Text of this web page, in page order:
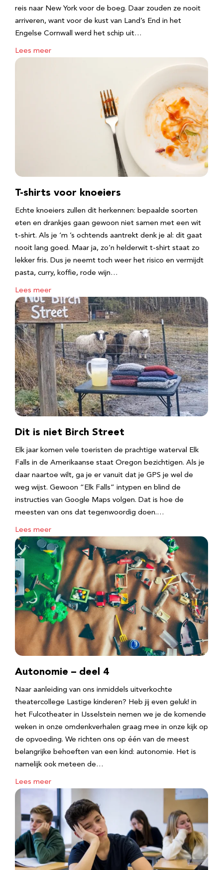
reis naar New York voor de boeg. Daar zouden ze nooit
arriveren, want voor de kust van Land’s End in het
Engelse Cornwall werd het schip uit…
Lees meer
T-shirts voor knoeiers
Echte knoeiers zullen dit herkennen: bepaalde soorten
eten en drankjes gaan gewoon niet samen met een wit
t-shirt. Als je ‘m ’s ochtends aantrekt denk je al: dit gaat
nooit lang goed. Maar ja, zo’n helderwit t-shirt staat zo
lekker fris. Dus je neemt toch weer het risico en vermijdt
pasta, curry, koffie, rode wijn…
Lees meer
Dit is niet Birch Street
Elk jaar komen vele toeristen de prachtige waterval Elk
Falls in de Amerikaanse staat Oregon bezichtigen. Als je
daar naartoe wilt, ga je er vanuit dat je GPS je wel de
weg wijst. Gewoon “Elk Falls” intypen en blind de
instructies van Google Maps volgen. Dat is hoe de
meesten van ons dat tegenwoordig doen.…
Lees meer
Autonomie – deel 4
Naar aanleiding van ons inmiddels uitverkochte
theatercollege Lastige kinderen? Heb jij even geluk! in
het Fulcotheater in IJsselstein nemen we je de komende
weken in onze omdenkverhalen graag mee in onze kijk op
de opvoeding. We richten ons op één van de meest
belangrijke behoeften van een kind: autonomie. Het is
namelijk ook meteen de…
Lees meer